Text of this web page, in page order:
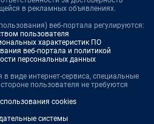
в рекламных объявлениях.
веб-портала регулируются:
пользователя
характеристик ПО
веб-портала и политикой
персональных данных
в виде интернет-сервиса, специальные
пользователя не требуются
cookies
системы